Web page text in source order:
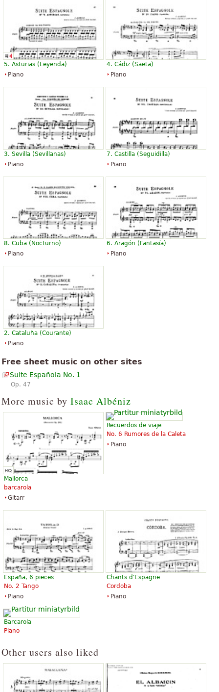
Granada och den spanska är stora delar Suite”
representant för en spansk provins
”es estupendo poder graabar oartituras”
See all 17
5. Asturias (Leyenda)
Piano
4. Cádiz (Saeta)
Piano
3. Sevilla (Sevillanas)
Piano
7. Castilla (Seguidilla)
Piano
8. Cuba (Nocturno)
Piano
6. Aragón (Fantasía)
Piano
2. Cataluña (Courante)
Piano
Free sheet music on other sites
Suite Española No. 1
Op. 47
More music by Isaac Albéniz
Mallorca
barcarola
Gitarr
Recuerdos de viaje
No. 6 Rumores de la Caleta
Piano
España, 6 pieces
No. 2 Tango
Piano
Chants d'Espagne
Cordoba
Piano
Barcarola
Piano
Other users also liked